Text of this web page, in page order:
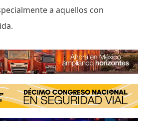
a aquellos con